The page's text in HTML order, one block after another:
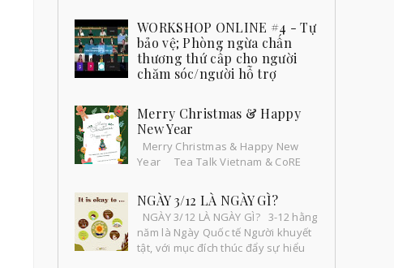
9/11 | Chăm sóc bản thân bền vững trong công
tác hỗ trợ 🌸🌈 Ngày 9/11 vừa qua. Workshop
05 về “Kỹ năng sơ ...
WORKSHOP ONLINE #4 - Tự
bảo vệ; Phòng ngừa chấn
thương thứ cấp cho người
chăm sóc/người hỗ trợ
bản thân bền vững trong công tác hỗ trợ: Tự
bảo vệ - Phòng ngừa chấn thương thứ cấp cho
người chăm sóc...
Merry Christmas & Happy
New Year
Merry Christmas & Happy New
Year Tea Talk Vietnam & CoRE
an lành và ấm áp bên gia đình và ng...
NGÀY 3/12 LÀ NGÀY GÌ?
NGÀY 3/12 LÀ NGÀY GÌ? 3-12 hằng
năm là Ngày Quốc tế Người khuyết
tật, với mục đích thúc đẩy sự hiểu